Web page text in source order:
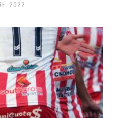
2022